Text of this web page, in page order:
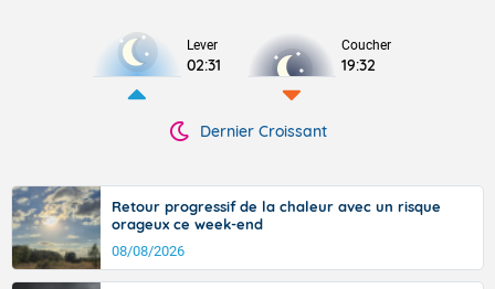
Lever
02:31
Coucher
19:32
Dernier Croissant
Retour progressif de la chaleur avec un risque
orageux ce week-end
08/08/2026